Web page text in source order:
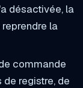
désactivée, la
la
commande
registre, de